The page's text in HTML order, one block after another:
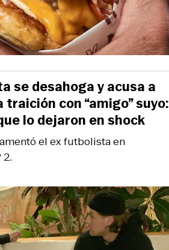
el ex futbolista en
2.
se desahoga y acusa a
traición con “amigo” suyo:
lo dejaron en shock